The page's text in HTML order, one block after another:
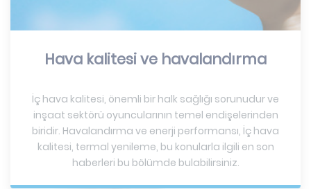
Hava kalitesi ve havalandırma
İç hava kalitesi, önemli bir halk sağlığı sorunudur ve
inşaat sektörü oyuncularının temel endişelerinden
biridir. Havalandırma ve enerji performansı, İç hava
kalitesi, termal yenileme, bu konularla ilgili en son
haberleri bu bölümde bulabilirsiniz.